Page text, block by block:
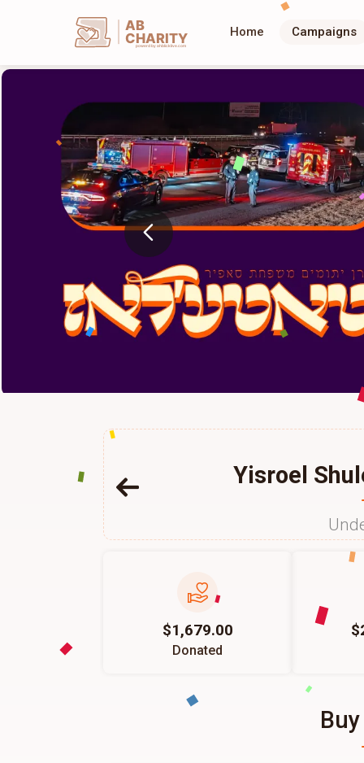
AB
CHARITY
powerd by ahblicklive.com
Home Campaigns
Yisroel
$1,679.00
Donated